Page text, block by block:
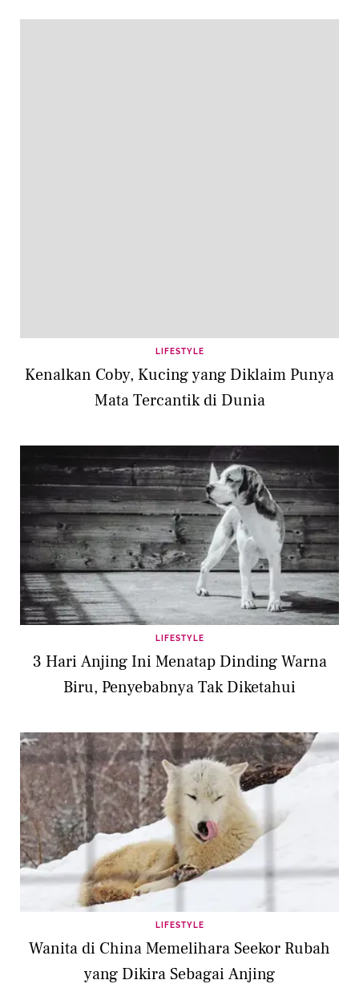
LIFESTYLE
Kenalkan Coby, Kucing yang Diklaim Punya
Mata Tercantik di Dunia
LIFESTYLE
3 Hari Anjing Ini Menatap Dinding Warna
Biru, Penyebabnya Tak Diketahui
LIFESTYLE
Wanita di China Memelihara Seekor Rubah
yang Dikira Sebagai Anjing